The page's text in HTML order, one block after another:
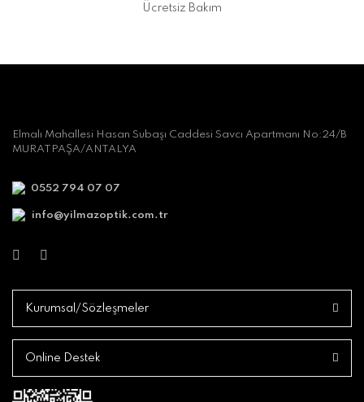
Ücretsiz Bakım
Elmalı Mahallesi Hasan Subaşı Caddesi Savcı Apartmanı No:24/B
MURATPAŞA/ANTALYA
0552 794 07 07
info@yilmazoptik.com.tr
Kurumsal/Sözleşmeler
Online Destek